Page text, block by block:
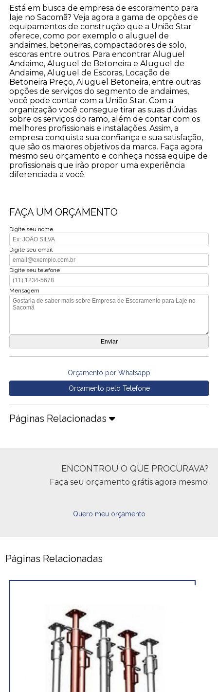
Está em busca de empresa de escoramento para
laje no Sacomã? Veja agora a gama de opções de
equipamentos de construção que a União Star
oferece, como por exemplo o aluguel de
andaimes, betoneiras, compactadores de solo,
escoras entre outros. Para encontrar Aluguel
Andaime, Aluguel de Betoneira e Aluguel de
Andaime, Aluguel de Escoras, Locação de
Betoneira Preço, Aluguel Betoneira, entre outras
opções de serviços do segmento de andaimes,
você pode contar com a União Star. Com a
organização você consegue tirar as suas dúvidas
sobre os serviços do ramo, além de contar com os
melhores profissionais e instalações. Assim, a
empresa conquista sua confiança e sua satisfação,
que são os maiores objetivos da marca. Faça agora
mesmo seu orçamento e conheça nossa equipe de
profissionais que irão propor uma experiência
diferenciada a você.
FAÇA UM ORÇAMENTO
Digite seu nome
Digite seu email
Digite seu telefone
Mensagem
Orçamento por Whatsapp
Orçamento pelo Telefone
Páginas Relacionadas
ENCONTROU O QUE PROCURAVA?
Faça seu orçamento grátis agora mesmo!
Quero meu orçamento
Páginas Relacionadas